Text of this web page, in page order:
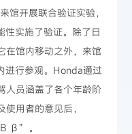
馆开展联合验证实验，
实施了验证。除了日
在馆内移动之外，来馆
行参观。Honda通过
人员涵盖了各个年龄阶
用者的意见后，
β”。